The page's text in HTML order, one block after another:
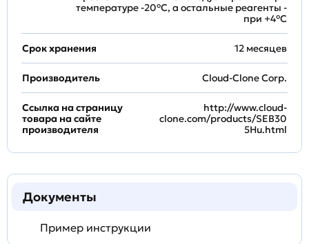
температуре -20°C, а остальные реагенты -
при +4°С
Срок хранения 12 месяцев
Производитель Cloud-Clone Corp.
Ссылка на страницу
товара на сайте
производителя
http://www.cloud-
clone.com/products/SEB30
5Hu.html
Документы
Пример инструкции